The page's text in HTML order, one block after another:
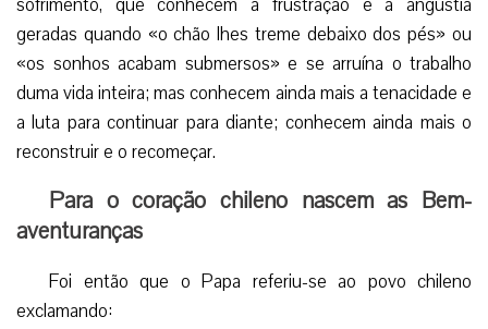
E “como é perito o coração chileno em reconstruções e
novos inícios!”
“Vocês são peritos em se levantar depois de tantas
derrocadas! A este coração, faz apelo Jesus; para este
coração são as Bem-aventuranças!”
Depois Francisco prosseguiu explicando que “as Bem-
aventuranças não nascem de atitudes de crítica fácil nem
mas não querem se comprometer com nada nem com
ninguém, acabando assim por bloquear toda a possibilidade